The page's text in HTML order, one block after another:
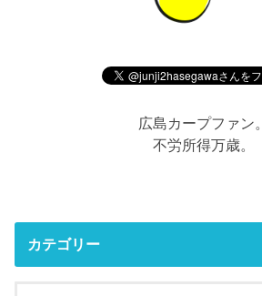
広島カープファン。
不労所得万歳。
カテゴリー